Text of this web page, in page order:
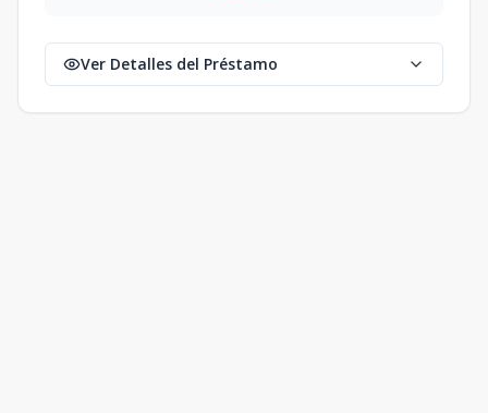
Ver Detalles del Préstamo